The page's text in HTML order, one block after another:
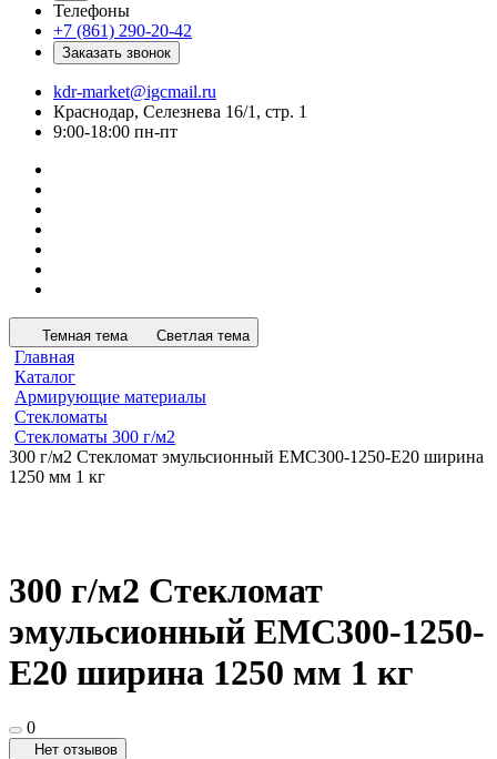
Телефоны
+7 (861) 290-20-42
Заказать звонок
kdr-market@igcmail.ru
Краснодар, Селезнева 16/1, стр. 1
9:00-18:00 пн-пт
Темная тема Светлая тема
Главная
Каталог
Армирующие материалы
Стекломаты
Стекломаты 300 г/м2
300 г/м2 Стекломат эмульсионный EMC300-1250-E20 ширина
1250 мм 1 кг
300 г/м2 Стекломат
эмульсионный EMC300-1250-
E20 ширина 1250 мм 1 кг
0
Нет отзывов